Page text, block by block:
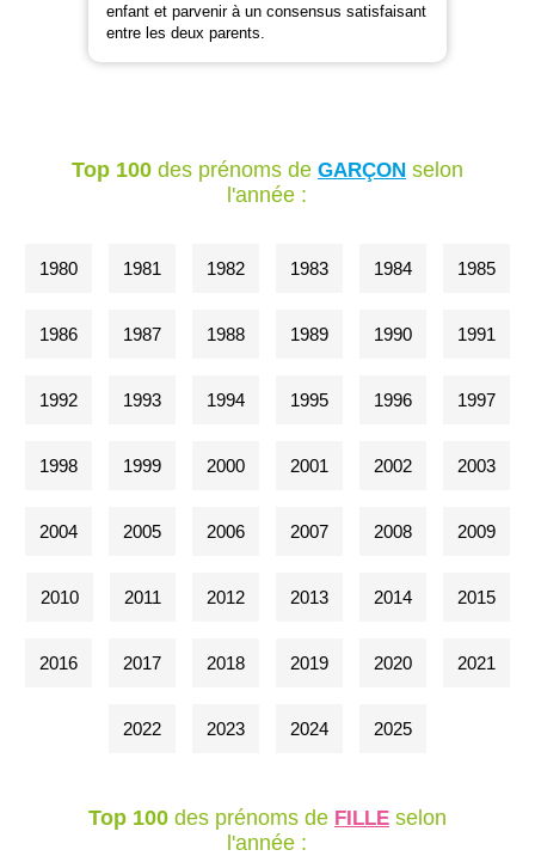
enfant et parvenir à un consensus satisfaisant
entre les deux parents.
Top 100des prénoms de GARÇONselon
l'année :
1980 1981 1982 1983 1984 1985
1986 1987 1988 1989 1990 1991
1992 1993 1994 1995 1996 1997
1998 1999 2000 2001 2002 2003
2004 2005 2006 2007 2008 2009
2010 2011 2012 2013 2014 2015
2016 2017 2018 2019 2020 2021
2022 2023 2024 2025
Top 100des prénoms de FILLEselon
l'année :